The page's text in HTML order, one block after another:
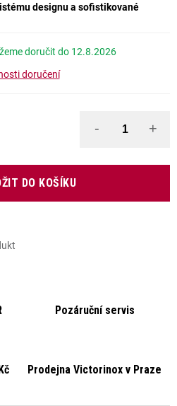
designu a sofistikované
12.8.2026
doručení
DO KOŠÍKU
Pozáruční servis
Prodejna Victorinox v Praze